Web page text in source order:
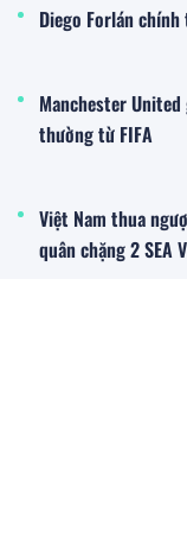
Diego Forlán
Manchester
thường từ FIFA
Việt Nam thua
quân chặng 2 SEA